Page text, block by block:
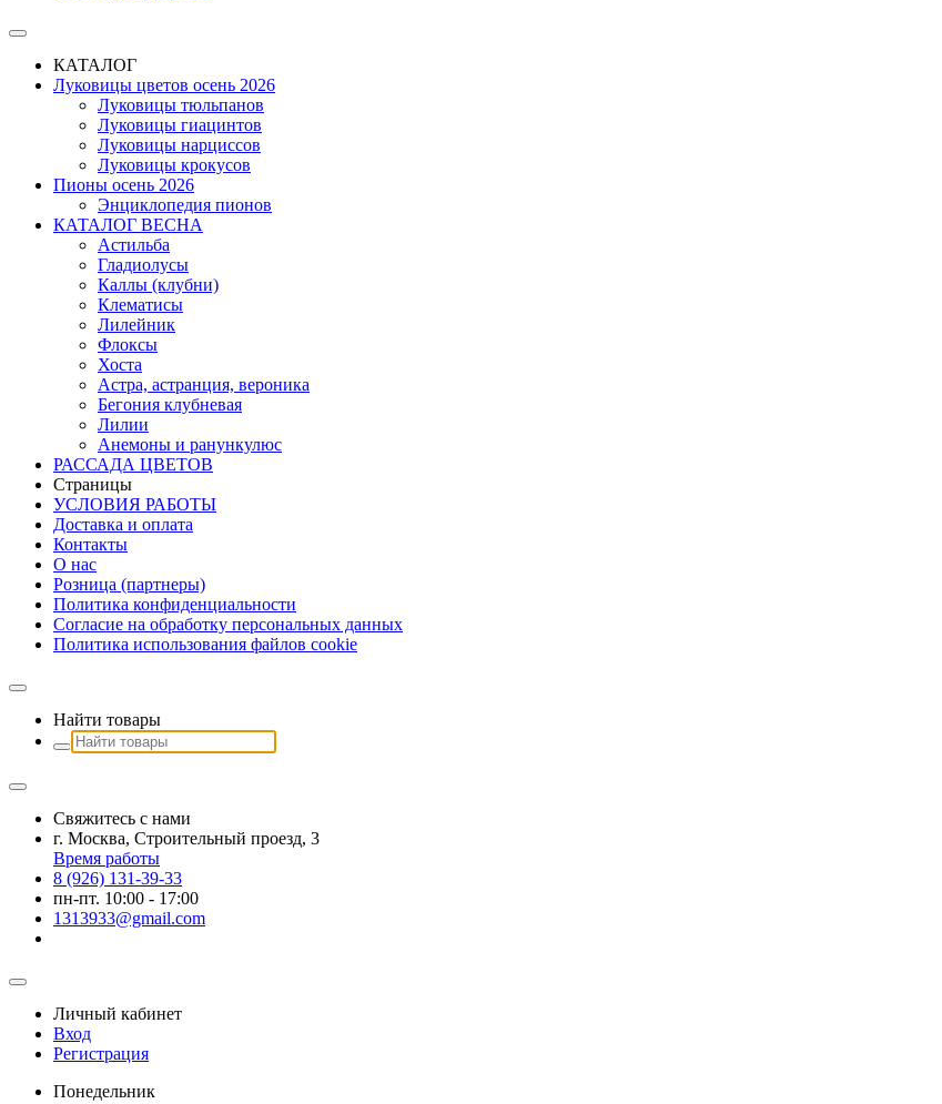
КАТАЛОГ
Луковицы цветов осень 2026
Луковицы тюльпанов
Луковицы гиацинтов
Луковицы нарциссов
Луковицы крокусов
Пионы осень 2026
Энциклопедия пионов
КАТАЛОГ ВЕСНА
Астильба
Гладиолусы
Каллы (клубни)
Клематисы
Лилейник
Флоксы
Хоста
Астра, астранция, вероника
Бегония клубневая
Лилии
Анемоны и ранункулюс
РАССАДА ЦВЕТОВ
Страницы
УСЛОВИЯ РАБОТЫ
Доставка и оплата
Контакты
О наc
Розница (партнеры)
Политика конфиденциальности
Согласие на обработку персональных данных
Политика использования файлов сookie
Найти товары
Свяжитесь с нами
г. Москва, Строительный проезд, 3
Время работы
8 (926) 131-39-33
пн-пт. 10:00 - 17:00
1313933@gmail.com
Личный кабинет
Вход
Регистрация
Понедельник